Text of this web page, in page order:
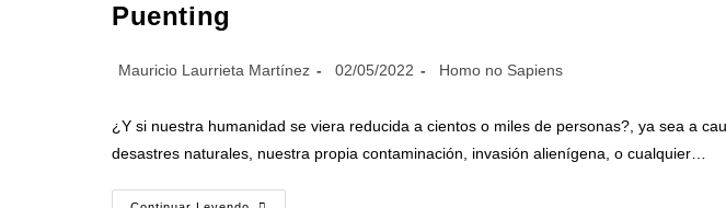
Puenting
Mauricio Laurrieta Martínez 02/05/2022 Homo no Sapiens
¿Y si nuestra humanidad se viera reducida a cientos o miles de personas?, ya sea a
desastres naturales, nuestra propia contaminación, invasión alienígena, o cualquier…